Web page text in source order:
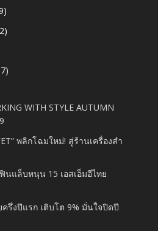
WITH STYLE AUTUMN
พลิกโฉมใหม่! สู่ร้านเครื่องสำ
นแล็บหนุน 15 เอสเอ็มอีไทย
รึ่งปีแรก เติบโต 9% มั่นใจปิดปี